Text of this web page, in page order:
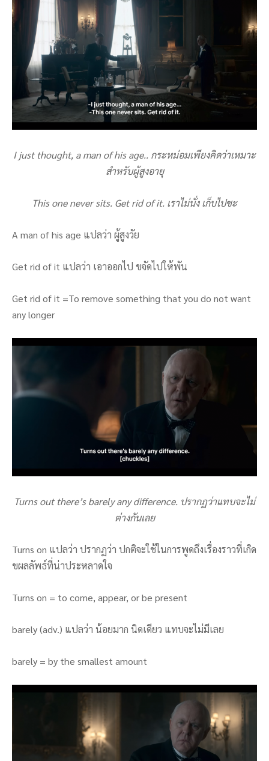
I just thought, a man of his age.. กระหม่อมเพียงคิดว่าเหมาะ
สำหรับผู้สูงอายุ
This one never sits. Get rid of it. เราไม่นั่ง เก็บไปซะ
A man of his age แปลว่า ผู้สูงวัย
Get rid of it แปลว่า เอาออกไป ขจัดไปให้พัน
Get rid of it =To remove something that you do not want
any longer
Turns out there’s barely any difference. ปรากฏว่าแทบจะไม่
ต่างกันเลย
Turns on แปลว่า ปรากฏว่า ปกติจะใช้ในการพูดถึงเรื่องราวที่เกิด
ขผลลัพธ์ที่น่าประหลาดใจ
Turns on = to come, appear, or be present
barely (adv.) แปลว่า น้อยมาก นิดเดียว แทบจะไม่มีเลย
barely = by the smallest amount